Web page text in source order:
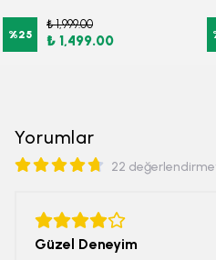
%25
₺ 1,999.00
₺ 1,499.00
Yorumlar
22
Güzel Deneyim